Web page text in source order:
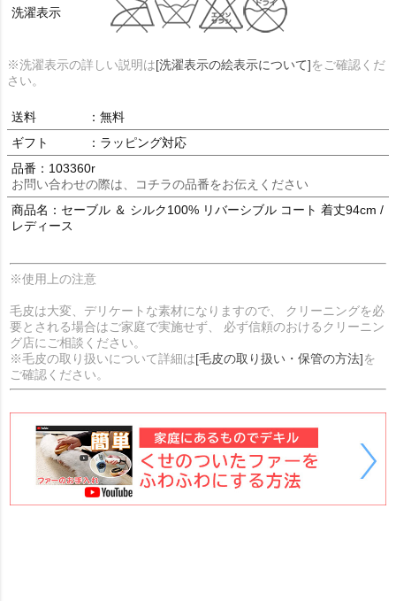
洗濯表示
※洗濯表示の詳しい説明は[洗濯表示の絵表示について]をご確認くだ
さい。
送料
：無料
ギフト
：ラッピング対応
品番：103360r
お問い合わせの際は、コチラの品番をお伝えください
商品名：セーブル ＆ シルク100% リバーシブル コート 着丈94cm /
レディース
※使用上の注意
毛皮は大変、デリケートな素材になりますので、 クリーニングを必
要とされる場合はご家庭で実施せず、 必ず信頼のおけるクリーニン
グ店にご相談ください。
※毛皮の取り扱いについて詳細は[毛皮の取り扱い・保管の方法]を
ご確認ください。